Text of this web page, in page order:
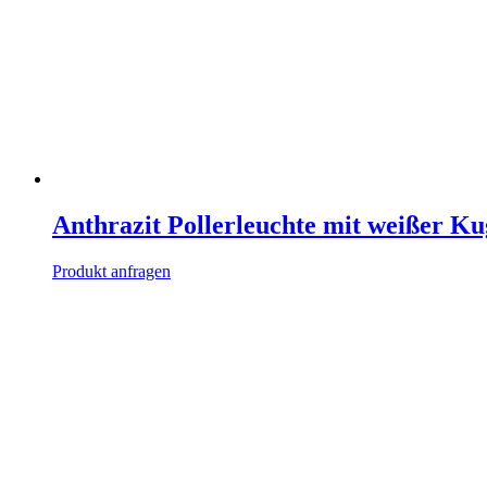
Anthrazit Pollerleuchte mit weißer
Produkt anfragen